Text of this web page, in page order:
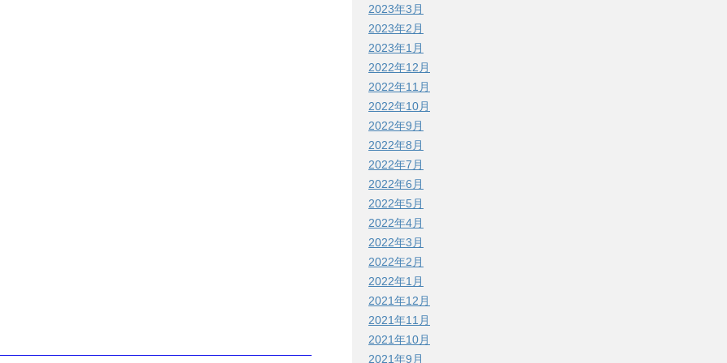
2023年3月
2023年2月
2023年1月
2022年12月
2022年11月
2022年10月
2022年9月
2022年8月
2022年7月
2022年6月
2022年5月
2022年4月
2022年3月
2022年2月
2022年1月
2021年12月
2021年11月
2021年10月
2021年9月